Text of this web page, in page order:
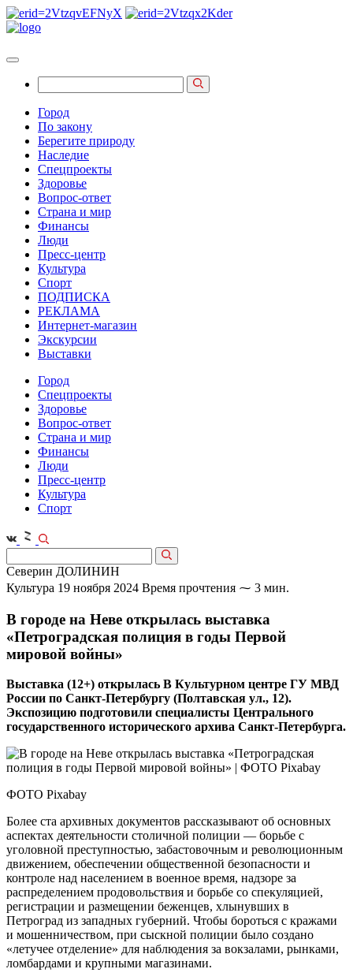
Город
По закону
Берегите природу
Наследие
Спецпроекты
Здоровье
Вопрос-ответ
Страна и мир
Финансы
Люди
Пресс-центр
Культура
Спорт
ПОДПИСКА
РЕКЛАМА
Интернет-магазин
Экскурсии
Выставки
Город
Спецпроекты
Здоровье
Вопрос-ответ
Страна и мир
Финансы
Люди
Пресс-центр
Культура
Спорт
Северин ДОЛИНИН
Культура 19 ноября 2024 Время прочтения ⁓ 3 мин.
В городе на Неве открылась выставка
«Петроградская полиция в годы Первой
мировой войны»
Выставка (12+) открылась В Культурном центре ГУ МВД
России по Санкт-Петербургу (Полтавская ул., 12).
Экспозицию подготовили специалисты Центрального
государственного исторического архива Санкт-Петербурга.
ФОТО Pixabay
Более ста архивных документов рассказывают об основных
аспектах деятельности столичной полиции — борьбе с
уголовной преступностью, забастовочным и революционным
движением, обеспечении общественной безо­пасности и
контроле над населением в военное время, надзоре за
распределением продовольствия и борьбе со спекуляцией,
регистрации и размещении беженцев, хлынувших в
Петроград из западных губерний. Чтобы бороться с кражами
и мошенничеством, при сыскной полиции было создано
«летучее отделение» для наблюдения за вокзалами, рынками,
ломбардами и крупными магазинами.